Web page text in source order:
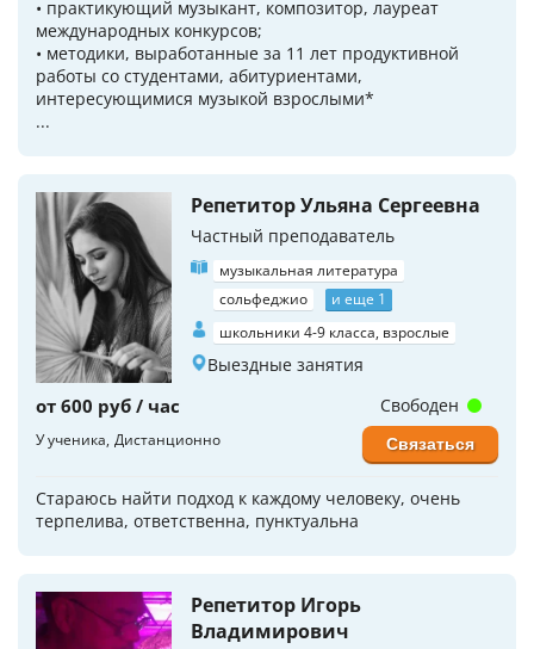
• практикующий музыкант, композитор, лауреат
международных конкурсов;
• методики, выработанные за 11 лет продуктивной
работы со студентами, абитуриентами,
интересующимися музыкой взрослыми*
...
Репетитор Ульяна Сергеевна
Частный преподаватель
музыкальная литература
сольфеджио
и еще 1
школьники 4-9 класса, взрослые
Выездные занятия
от 600 руб / час
У ученика Дистанционно
Стараюсь найти подход к каждому человеку, очень
терпелива, ответственна, пунктуальна
Свободен
Связаться
Репетитор Игорь
Владимирович